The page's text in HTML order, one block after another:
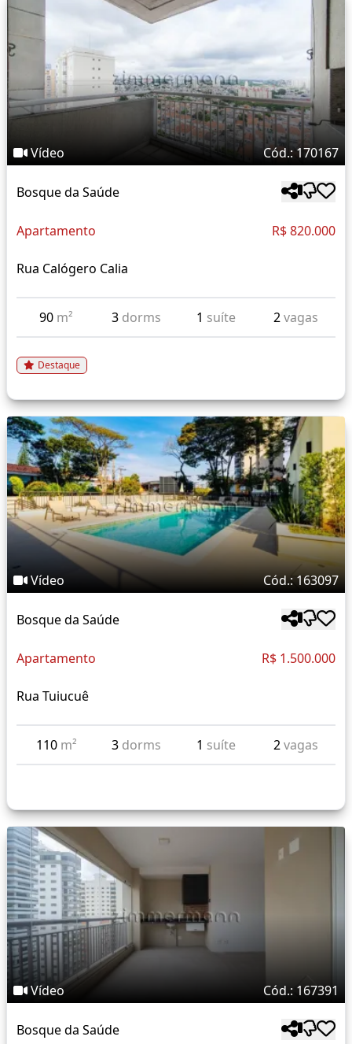
Vídeo Cód.: 170167
Bosque da Saúde
Apartamento R$ 820.000
Rua Calógero Calia
90 m² 3 dorms 1 suíte 2vagas
Destaque
Vídeo Cód.: 163097
Bosque da Saúde
Apartamento R$ 1.500.000
Rua Tuiucuê
110 m² 3 dorms 1 suíte 2vagas
Vídeo Cód.: 167391
Bosque da Saúde